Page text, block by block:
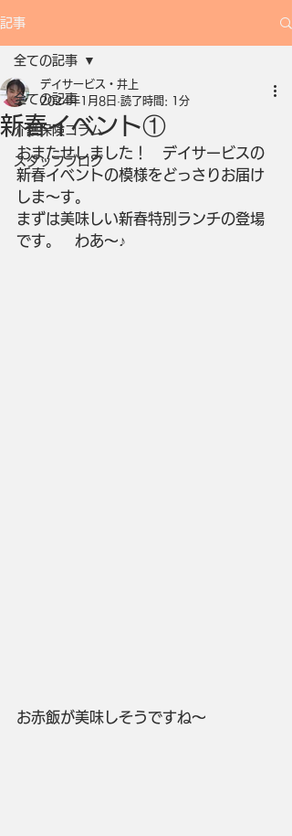
記事
全ての記事
介護保険コラム
スタッフブログ
全ての記事
新春イベント①
デイサービス・井上
2024年1月8日 読了時間: 1分
おまたせしました！　デイサービスの
新春イベントの模様をどっさりお届け
しま～す。
まずは美味しい新春特別ランチの登場
です。　わあ～♪
お赤飯が美味しそうですね～